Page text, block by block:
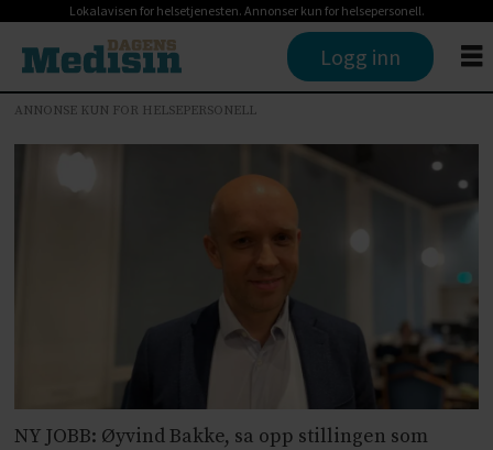
Lokalavisen for helsetjenesten. Annonser kun for helsepersonell.
Logg inn
ANNONSE KUN FOR HELSEPERSONELL
NY JOBB: Øyvind Bakke, sa opp stillingen som